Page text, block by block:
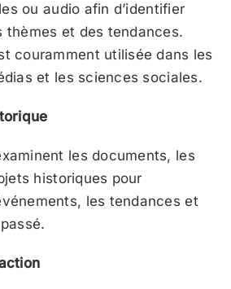
ou audio afin d’identifier
thèmes et des tendances.
couramment utilisée dans les
et les sciences sociales.
les documents, les
historiques pour
les tendances et